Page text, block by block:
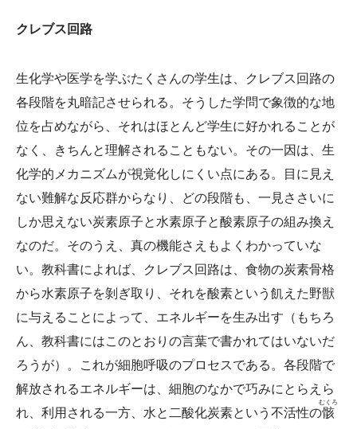
クレブス回路
生化学や医学を学ぶたくさんの学生は、クレブス回路の
各段階を丸暗記させられる。そうした学問で象徴的な地
位を占めながら、それはほとんど学生に好かれることが
なく、きちんと理解されることもない。その一因は、生
化学的メカニズムが視覚化しにくい点にある。目に見え
ない難解な反応群からなり、どの段階も、一見ささいに
しか思えない炭素原子と水素原子と酸素原子の組み換え
なのだ。そのうえ、真の機能さえもよくわかっていな
い。教科書によれば、クレブス回路は、食物の炭素骨格
から水素原子を剝ぎ取り、それを酸素という飢えた野獣
に与えることによって、エネルギーを生み出す（もちろ
ん、教科書にはこのとおりの言葉で書かれてはいないだ
ろうが）。これが細胞呼吸のプロセスである。各段階で
解放されるエネルギーは、細胞のなかで巧みにとらえら
れ、利用される一方、水と二酸化炭素という不活性の骸
むくろ